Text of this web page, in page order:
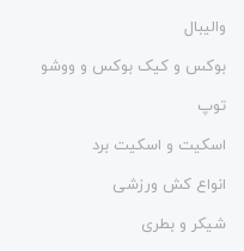
والیبال
بوکس و کیک بوکس و ووشو
توپ
اسکیت و اسکیت برد
انواع کش ورزشی
شیکر و بطری